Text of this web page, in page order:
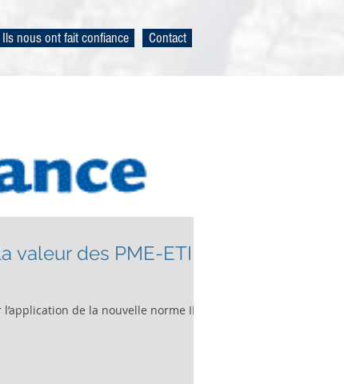
Ils nous ont fait confiance Contact
valeur des PME-ETI
de la nouvelle norme IFRS